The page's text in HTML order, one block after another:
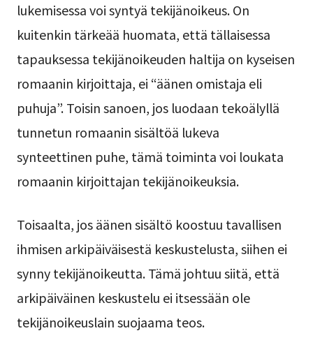
lukemisessa voi syntyä tekijänoikeus. On
kuitenkin tärkeää huomata, että tällaisessa
tapauksessa tekijänoikeuden haltija on kyseisen
romaanin kirjoittaja, ei “äänen omistaja eli
puhuja”. Toisin sanoen, jos luodaan tekoälyllä
tunnetun romaanin sisältöä lukeva
synteettinen puhe, tämä toiminta voi loukata
romaanin kirjoittajan tekijänoikeuksia.
Toisaalta, jos äänen sisältö koostuu tavallisen
ihmisen arkipäiväisestä keskustelusta, siihen ei
synny tekijänoikeutta. Tämä johtuu siitä, että
arkipäiväinen keskustelu ei itsessään ole
tekijänoikeuslain suojaama teos.